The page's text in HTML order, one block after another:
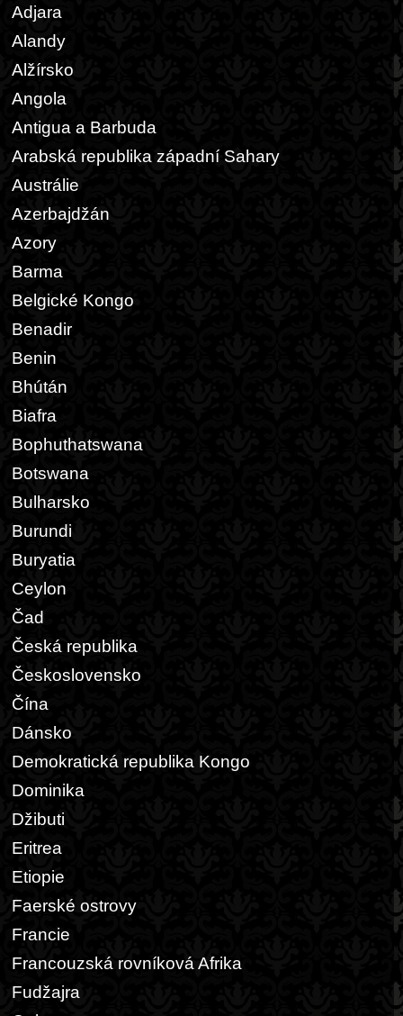
Adjara
Alandy
Alžírsko
Angola
Antigua a Barbuda
Arabská republika západní Sahary
Austrálie
Azerbajdžán
Azory
Barma
Belgické Kongo
Benadir
Benin
Bhútán
Biafra
Bophuthatswana
Botswana
Bulharsko
Burundi
Buryatia
Ceylon
Čad
Česká republika
Československo
Čína
Dánsko
Demokratická republika Kongo
Dominika
Džibuti
Eritrea
Etiopie
Faerské ostrovy
Francie
Francouzská rovníková Afrika
Fudžajra